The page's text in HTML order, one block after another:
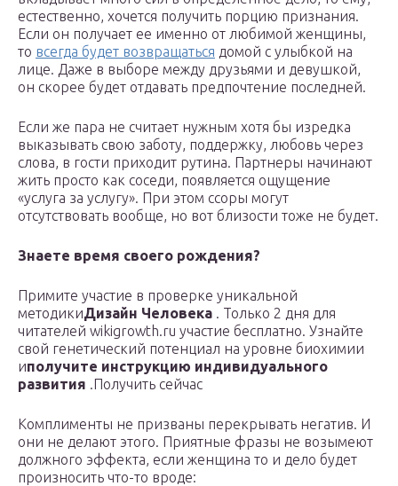
естественно, хочется получить порцию признания.
Если он получает ее именно от любимой женщины,
то всегда будет возвращаться домой с улыбкой на
лице. Даже в выборе между друзьями и девушкой,
он скорее будет отдавать предпочтение последней.
Если же пара не считает нужным хотя бы изредка
выказывать свою заботу, поддержку, любовь через
слова, в гости приходит рутина. Партнеры начинают
жить просто как соседи, появляется ощущение
«услуга за услугу». При этом ссоры могут
отсутствовать вообще, но вот близости тоже не будет.
Знаете время своего рождения?
Примите участие в проверке уникальной
методикиДизайн Человека . Только 2 дня для
читателей wikigrowth.ru участие бесплатно. Узнайте
свой генетический потенциал на уровне биохимии
иполучите инструкцию индивидуального
развития .Получить сейчас
Комплименты не призваны перекрывать негатив. И
они не делают этого. Приятные фразы не возымеют
должного эффекта, если женщина то и дело будет
произносить что-то вроде: